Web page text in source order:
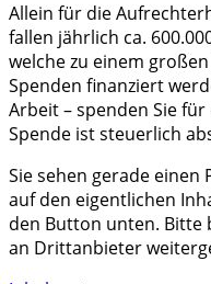
Allein für die
fallen jährlich ca.
welche zu einem
Spenden finanziert
Arbeit – spenden Sie
Spende ist steuerlich
Sie sehen gerade
auf den eigentlichen
den Button unten. Bitte
an Drittanbieter